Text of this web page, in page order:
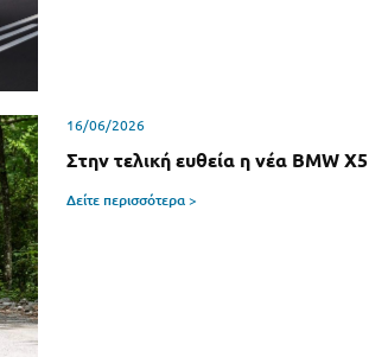
16/06/2026
Στην τελική ευθεία η νέα BMW X5
Δείτε περισσότερα >